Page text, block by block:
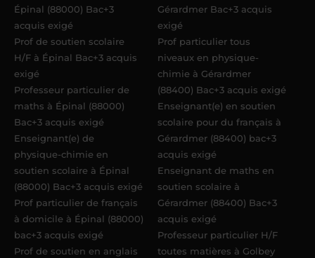
Épinal (88000) Bac+3
acquis exigé
Prof de soutien scolaire
H/F à Épinal Bac+3 acquis
exigé
Professeur particulier de
maths à Épinal (88000)
Bac+3 acquis exigé
Enseignant(e) de
physique-chimie en
soutien scolaire à Épinal
(88000) Bac+3 acquis exigé
Prof particulier de français
à domicile à Épinal (88000)
bac+3 acquis exigé
Prof de soutien en anglais
Gérardmer Bac+3 acquis
exigé
Prof particulier tous
niveaux en physique-
chimie à Gérardmer
(88400) Bac+3 acquis exigé
Enseignant(e) en soutien
scolaire pour du français à
Gérardmer (88400) bac+3
acquis exigé
Enseignant de maths en
soutien scolaire à
Gérardmer (88400) Bac+3
acquis exigé
Professeur particulier H/F
toutes matières à Golbey